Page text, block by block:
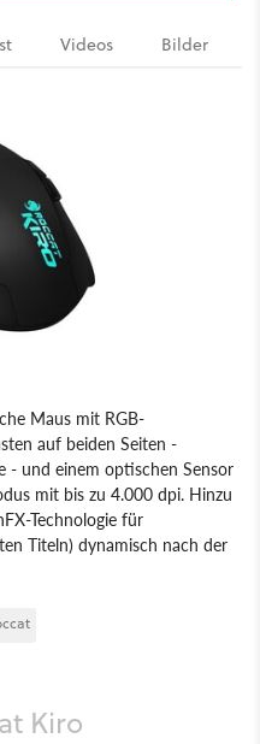
Videos Bilder
Maus mit RGB-
auf beiden Seiten -
- und einem optischen Sensor
mit bis zu 4.000 dpi. Hinzu
Technologie für
Titeln) dynamisch nach der
Kiro